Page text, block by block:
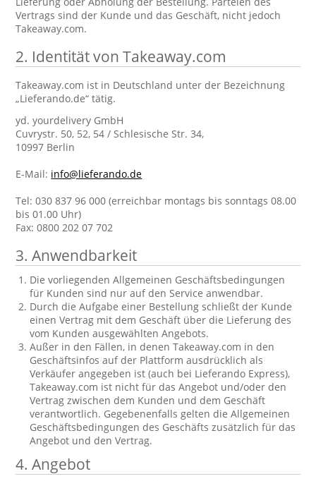
Vertrags sind der Kunde und das Geschäft, nicht jedoch
Takeaway.com.
2. Identität von Takeaway.com
Takeaway.com ist in Deutschland unter der Bezeichnung
„Lieferando.de“ tätig.
yd. yourdelivery GmbH
Cuvrystr. 50, 52, 54 / Schlesische Str. 34,
10997 Berlin
E-Mail: info@lieferando.de
Tel: 030 837 96 000 (erreichbar montags bis sonntags 08.00
bis 01.00 Uhr)
Fax: 0800 202 07 702
3. Anwendbarkeit
Die vorliegenden Allgemeinen Geschäftsbedingungen
für Kunden sind nur auf den Service anwendbar.
Durch die Aufgabe einer Bestellung schließt der Kunde
einen Vertrag mit dem Geschäft über die Lieferung des
vom Kunden ausgewählten Angebots.
Außer in den Fällen, in denen Takeaway.com in den
Geschäftsinfos auf der Plattform ausdrücklich als
Verkäufer angegeben ist (auch bei Lieferando Express),
Takeaway.com ist nicht für das Angebot und/oder den
Vertrag zwischen dem Kunden und dem Geschäft
verantwortlich. Gegebenenfalls gelten die Allgemeinen
Geschäftsbedingungen des Geschäfts zusätzlich für das
Angebot und den Vertrag.
4. Angebot